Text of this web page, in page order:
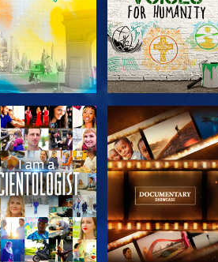
SERIE
ENTDECKEN
SERIE
ENTDECKEN